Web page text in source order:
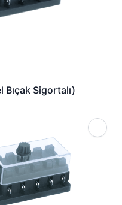
Sigortalı)